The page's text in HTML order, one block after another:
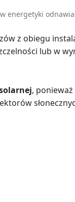
energetyki
z obiegu
lub w
,